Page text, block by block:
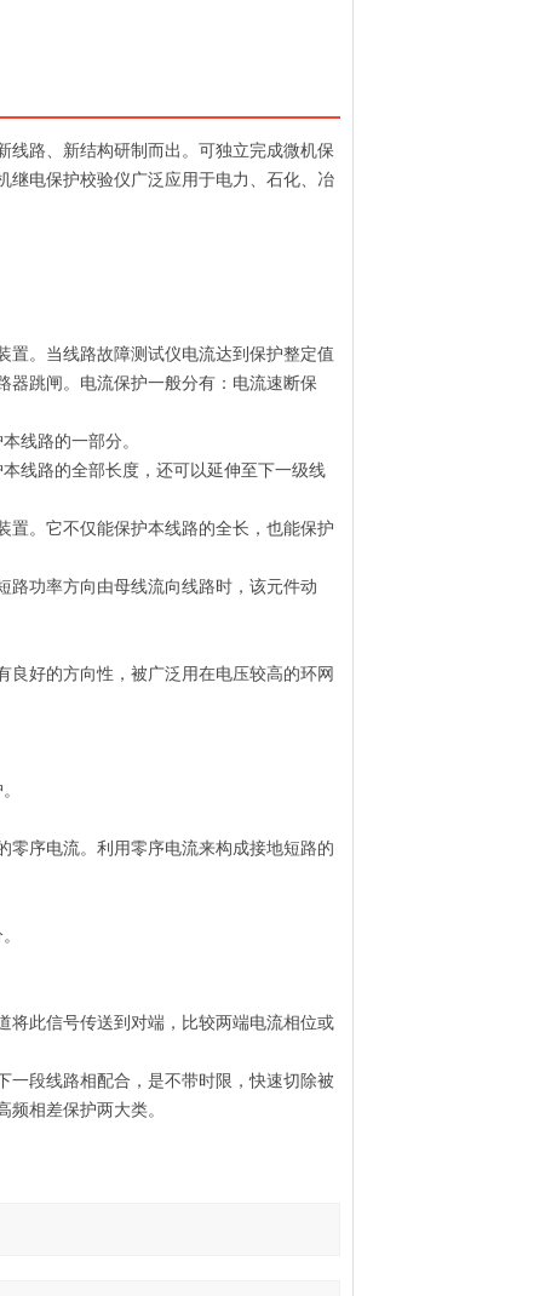
线路、新结构研制而出。可独立完成微机保
继电保护校验仪广泛应用于电力、石化、冶
。当线路故障测试仪电流达到保护整定值
器跳闸。电流保护一般分有：电流速断保
线路的一部分。
线路的全部长度，还可以延伸至下一级线
。它不仅能保护本线路的全长，也能保护
功率方向由母线流向线路时，该元件动
好的方向性，被广泛用在电压较高的环网
序电流。利用零序电流来构成接地短路的
此信号传送到对端，比较两端电流相位或
段线路相配合，是不带时限，快速切除被
相差保护两大类。